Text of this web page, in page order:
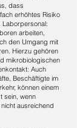
dass
erhöhtes Risiko
Laborpersonal:
arbeiten,
den Umgang mit
Hierzu gehören
mikrobiologischen
Auch
Beschäftigte im
können einem
sein, wenn
ausreichend